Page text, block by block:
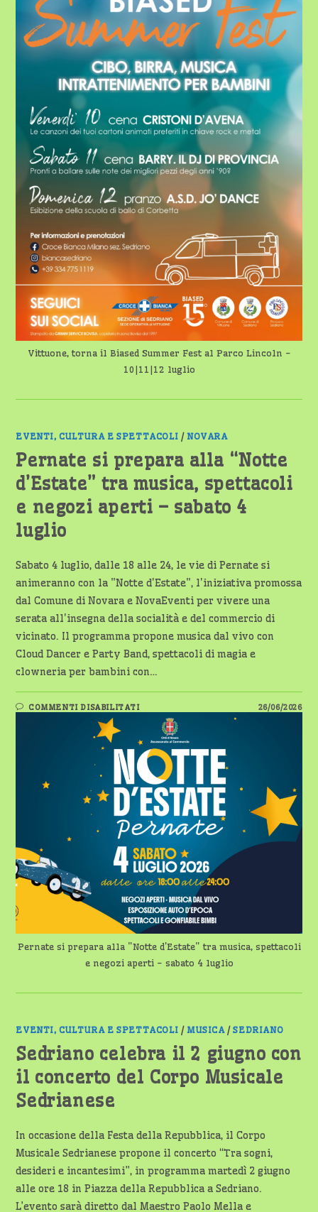
PARCO
LINCOLN
–
10|11|12
LUGLIO
Vittuone, torna il Biased Summer Fest al Parco Lincoln -
10|11|12 luglio
EVENTI, CULTURA E SPETTACOLI /NOVARA
Pernate si prepara alla “Notte
d’Estate” tra musica, spettacoli
e negozi aperti – sabato 4
luglio
Sabato 4 luglio, dalle 18 alle 24, le vie di Pernate si
animeranno con la "Notte d'Estate", l'iniziativa promossa
dal Comune di Novara e NovaEventi per vivere una
serata all'insegna della socialità e del commercio di
vicinato. Il programma propone musica dal vivo con
Cloud Dancer e Party Band, spettacoli di magia e
clowneria per bambini con…
COMMENTI DISABILITATISU
PERNATE
PREPARA
ALLA
“NOTTE
D’ESTATE”
TRA
MUSICA,
SPETTACOLI
E
NEGOZI
APERTI
–
SABATO
4
LUGLIO
26/06/2026
Pernate si prepara alla "Notte d'Estate" tra musica, spettacoli
e negozi aperti - sabato 4 luglio
EVENTI, CULTURA E SPETTACOLI / MUSICA/SEDRIANO
Sedriano celebra il 2 giugno con
il concerto del Corpo Musicale
Sedrianese
In occasione della Festa della Repubblica, il Corpo
Musicale Sedrianese propone il concerto “Tra sogni,
desideri e incantesimi”, in programma martedì 2 giugno
alle ore 18 in Piazza della Repubblica a Sedriano.
L’evento sarà diretto dal Maestro Paolo Mella e